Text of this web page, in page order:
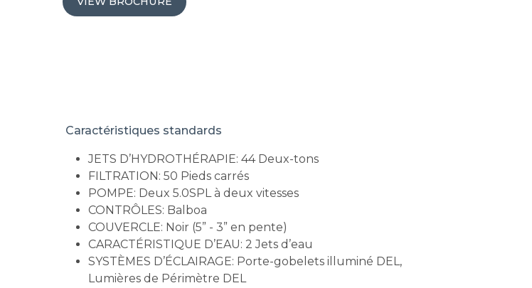
Caractéristiques standards
JETS D’HYDROTHÉRAPIE: 44 Deux-tons
FILTRATION: 50 Pieds carrés
POMPE: Deux 5.0SPL à deux vitesses
CONTRÔLES: Balboa
COUVERCLE: Noir (5” - 3” en pente)
CARACTÉRISTIQUE D’EAU: 2 Jets d’eau
SYSTÈMES D’ÉCLAIRAGE: Porte-gobelets illuminé DEL,
Lumières de Périmètre DEL